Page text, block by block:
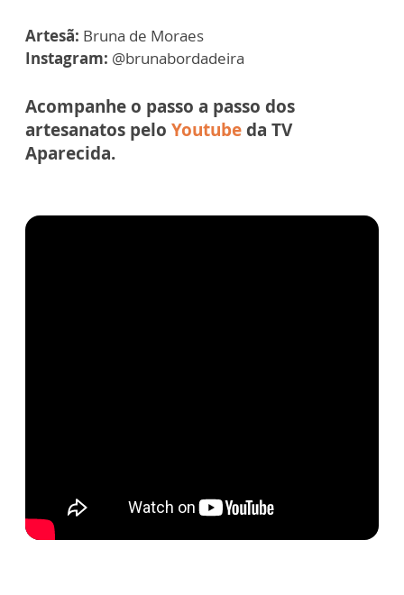
Artesã: Bruna de Moraes
Instagram: @brunabordadeira
Acompanhe o passo a passo dos
artesanatos pelo Youtubeda TV
Aparecida.